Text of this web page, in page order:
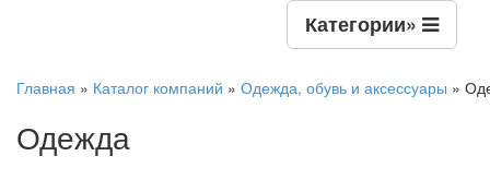
Категории»
Главная » Каталог компаний » Одежда, обувь и аксессуары »
Одежда